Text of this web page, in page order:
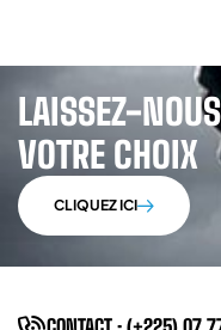
LAISSEZ-
VOTRE CHOIX
CLIQUEZ ICI